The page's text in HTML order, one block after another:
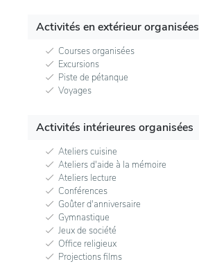
Activités en extérieur organisées
Courses organisées
Excursions
Piste de pétanque
Voyages
Activités intérieures organisées
Ateliers cuisine
Ateliers d'aide à la mémoire
Ateliers lecture
Conférences
Goûter d'anniversaire
Gymnastique
Jeux de société
Office religieux
Projections films